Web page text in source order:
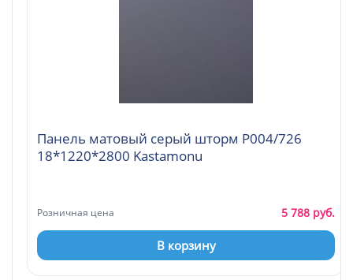
Панель матовый серый шторм Р004/726
18*1220*2800 Kastamonu
Розничная цена 5 788 руб.
В корзину